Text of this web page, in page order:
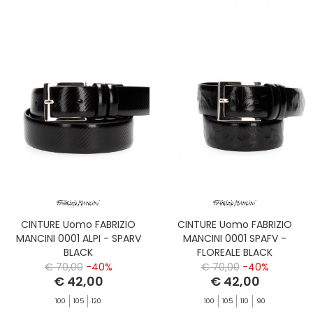
CINTURE Uomo FABRIZIO
MANCINI 0001 ALPI - SPARV
BLACK
€ 70,00 -40%
€ 42,00
100 105 120
CINTURE Uomo FABRIZIO
MANCINI 0001 SPAFV -
FLOREALE BLACK
€ 70,00 -40%
€ 42,00
100 105 110 90